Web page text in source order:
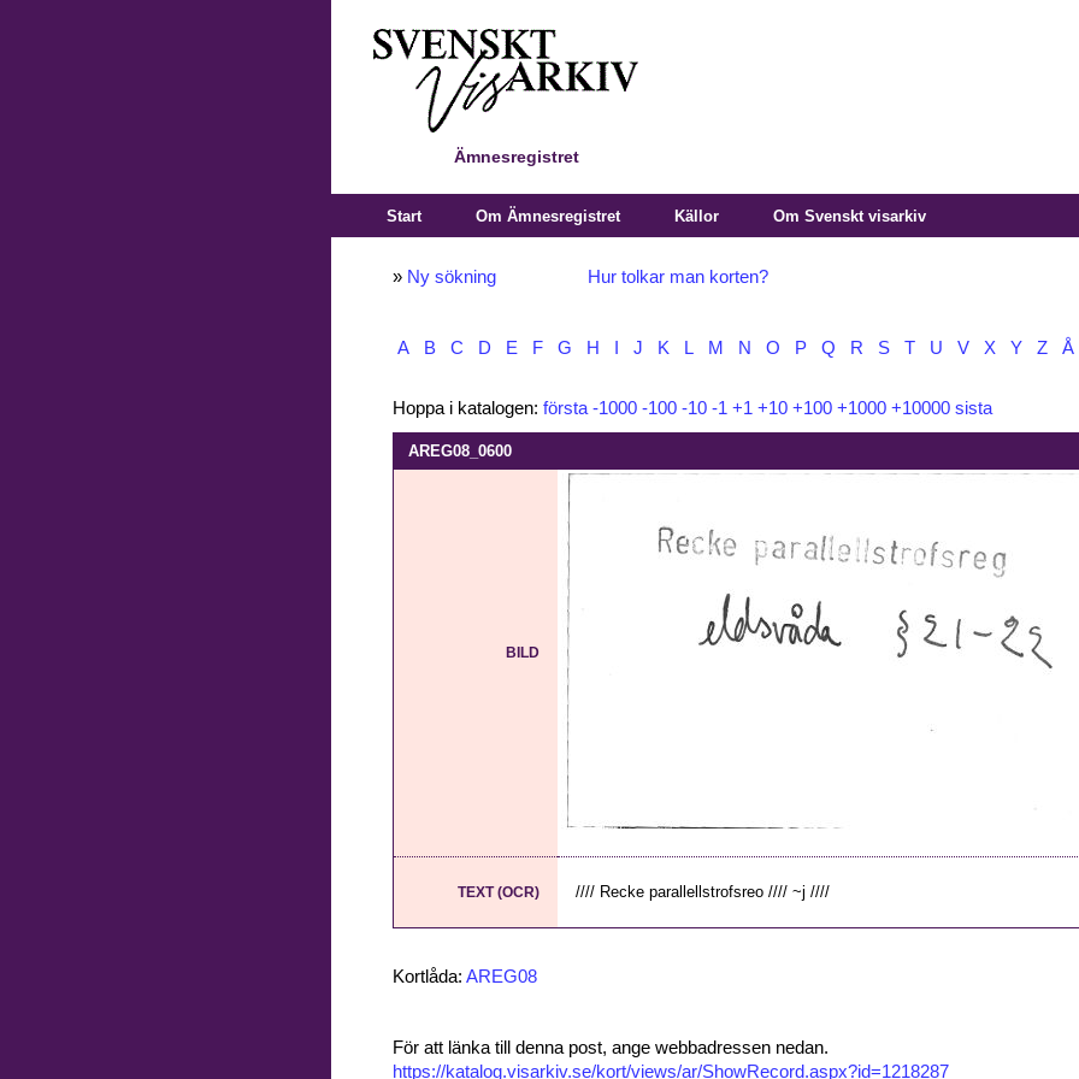
Ämnesregistret
Start Om Ämnesregistret Källor Om Svenskt visarkiv
» Ny sökning Hur tolkar man korten?
A B C D E F G H J K L M N O P Q R S T U V X Y Z Å
Hoppa i katalogen: första -1000 -100 -10 -1 +1 +10 +100 +1000 +10000 sista
AREG08_0600
BILD
TEXT (OCR) //// Recke parallellstrofsreo //// ~j ////
Kortlåda: AREG08
För att länka till denna post, ange webbadressen nedan.
https://katalog.visarkiv.se/kort/views/ar/ShowRecord.aspx?id=1218287